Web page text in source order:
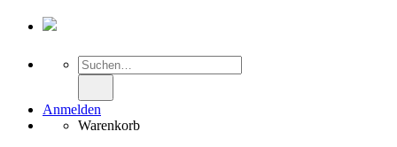
Suche
nach:
Anmelden
Warenkorb